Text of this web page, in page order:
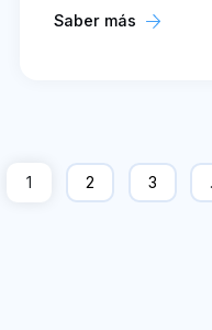
Saber más
1 2 3